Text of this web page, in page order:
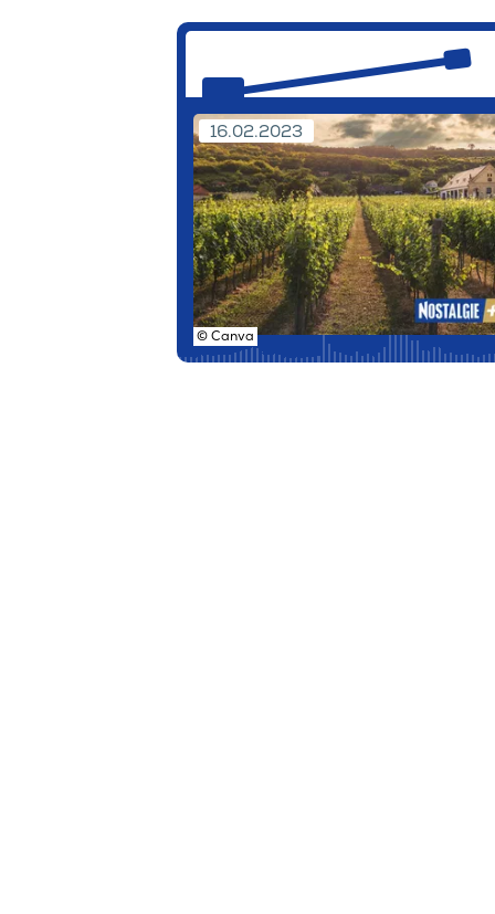
16.02.2023
© Canva